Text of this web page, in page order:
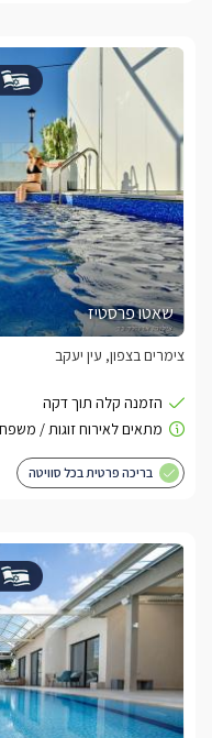
שאטו פרסטיז
צימרים בצפון, עין יעקב
בריכה פרטית בכל סוויטה